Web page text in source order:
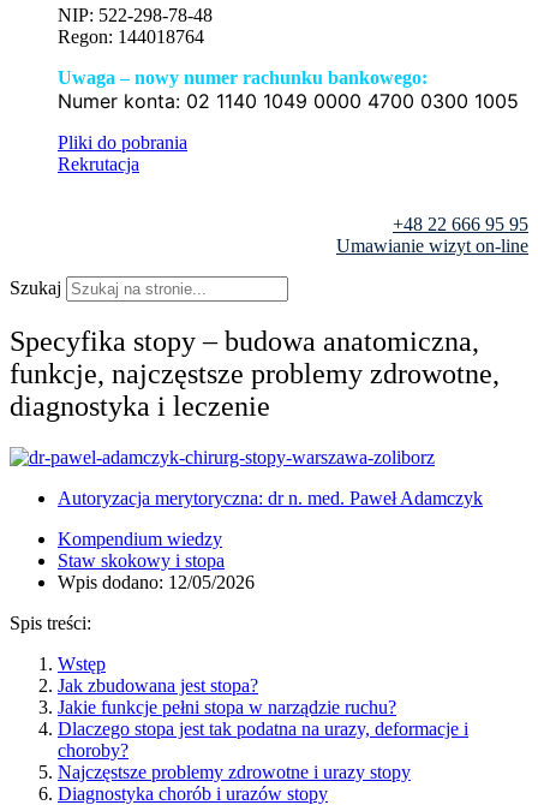
NIP: 522-298-78-48
Regon: 144018764
Uwaga – nowy numer rachunku bankowego:
Numer konta: 02 1140 1049 0000 4700 0300 1005
Pliki do pobrania
Rekrutacja
+48 22 666 95 95
Umawianie wizyt on-line
Szukaj
Specyfika stopy – budowa anatomiczna,
funkcje, najczęstsze problemy zdrowotne,
diagnostyka i leczenie
Autoryzacja merytoryczna: dr n. med. Paweł Adamczyk
Kompendium wiedzy
Staw skokowy i stopa
Wpis dodano: 12/05/2026
Spis treści:
Wstęp
Jak zbudowana jest stopa?
Jakie funkcje pełni stopa w narządzie ruchu?
Dlaczego stopa jest tak podatna na urazy, deformacje i
choroby?
Najczęstsze problemy zdrowotne i urazy stopy
Diagnostyka chorób i urazów stopy